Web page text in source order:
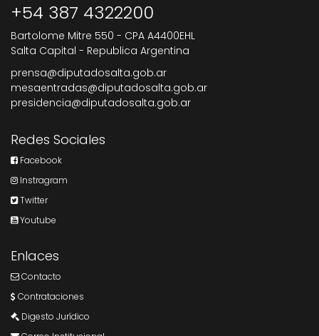
+54 387 4322200
Bartolome Mitre 550 - CPA A4400EHL
Salta Capital - Republica Argentina
prensa@diputadosalta.gob.ar
mesaentradas@diputadosalta.gob.ar
presidencia@diputadosalta.gob.ar
Redes Sociales
Facebook
Instragram
Twitter
Youtube
Enlaces
Contacto
Contrataciones
Digesto Jurídico